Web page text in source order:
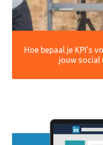
Hoe bepaal je KPI’s
jouw social